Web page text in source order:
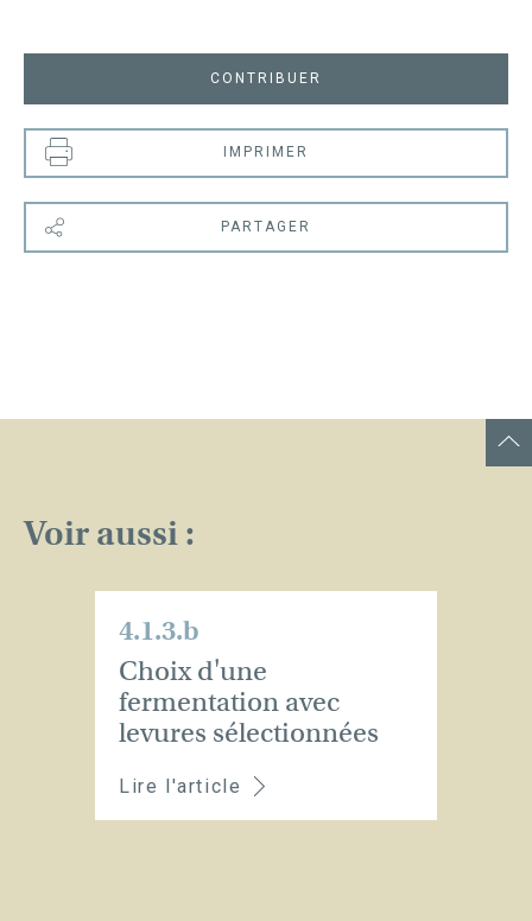
CONTRIBUER
IMPRIMER
PARTAGER
Voir aussi :
4.1.3.b
Choix d'une
fermentation avec
levures sélectionnées
Lire l'article